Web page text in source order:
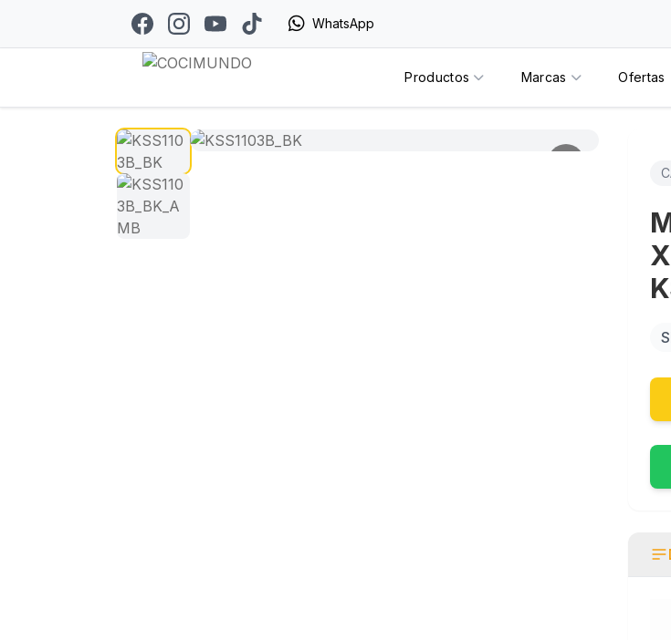
WhatsApp
Productos Marcas Ofertas